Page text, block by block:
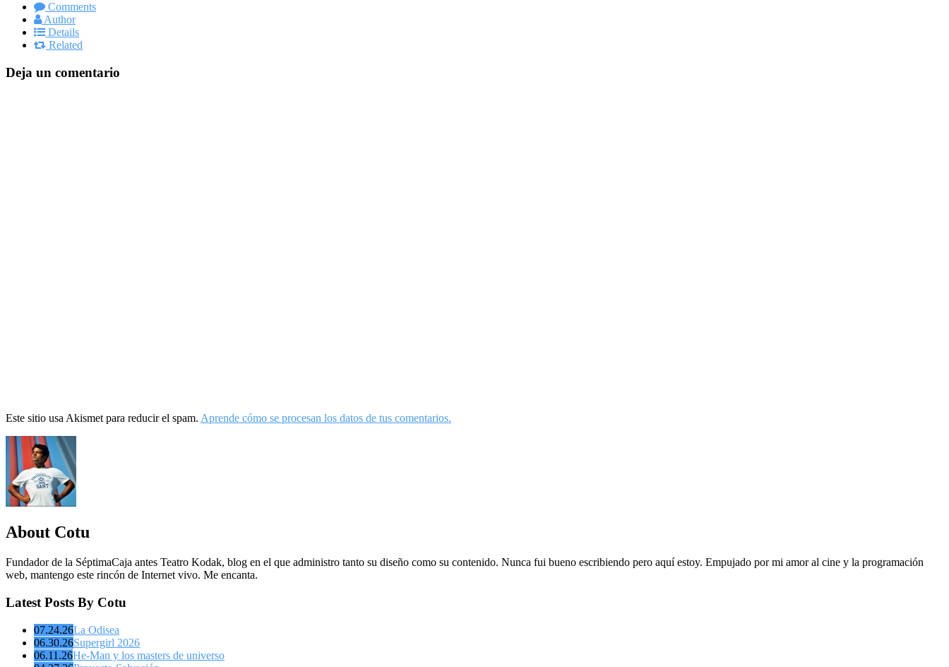
Comments
Author
Details
Related
Deja un comentario
Este sitio usa Akismet para reducir el spam. Aprende cómo se procesan los datos de tus comentarios.
About Cotu
Fundador de la SéptimaCaja antes Teatro Kodak, blog en el que administro tanto su diseño como su contenido. Nunca fui bueno escribiendo pero aquí estoy. Empujado por mi amor al cine y la programación
web, mantengo este rincón de Internet vivo. Me encanta.
Latest Posts By Cotu
07.24.26La Odisea
06.30.26Supergirl 2026
06.11.26He-Man y los masters de universo